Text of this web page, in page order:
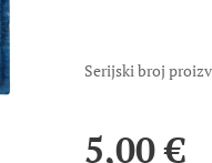
Serijski broj
5,00€